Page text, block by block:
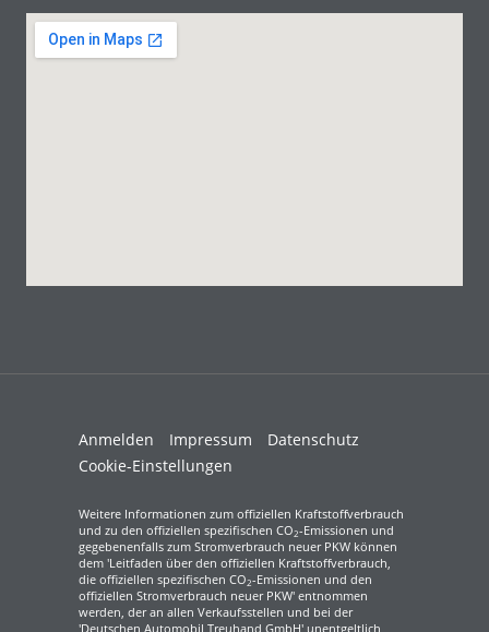
Anmelden Impressum
Datenschutz
Cookie-Einstellungen
Weitere Informationen zum offiziellen Kraftstoffverbrauch
und zu den offiziellen spezifischen CO2-Emissionen und
gegebenenfalls zum Stromverbrauch neuer PKW können
dem 'Leitfaden über den offiziellen Kraftstoffverbrauch,
die offiziellen spezifischen CO2-Emissionen und den
offiziellen Stromverbrauch neuer PKW' entnommen
werden, der an allen Verkaufsstellen und bei der
'Deutschen Automobil Treuhand GmbH' unentgeltlich